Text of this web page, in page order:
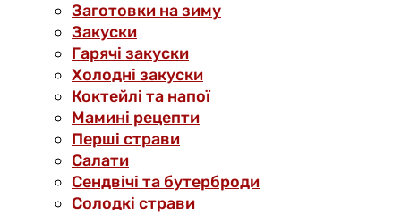
Заготовки на зиму
Закуски
Гарячі закуски
Холодні закуски
Коктейлі та напої
Мамині рецепти
Перші страви
Салати
Сендвічі та бутерброди
Солодкі страви